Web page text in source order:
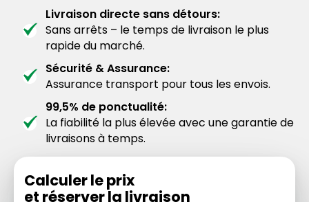
Livraison directe sans détours:
Sans arrêts – le temps de livraison le plus
rapide du marché.
Sécurité & Assurance:
Assurance transport pour tous les envois.
99,5% de ponctualité:
La fiabilité la plus élevée avec une garantie de
livraisons à temps.
Calculer le prix
et réserver la livraison